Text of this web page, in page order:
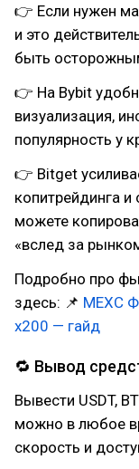
👉 Если нужен
и это
быть
👉 На Bybit
визуализация,
популярность у
👉 Bitget
копитрейдинга
можете
«вслед за
Подробно про
здесь: 📌 MEXC
x200 — гайд
🔁 Вывод
Вывести USDT,
можно в любое
скорость и